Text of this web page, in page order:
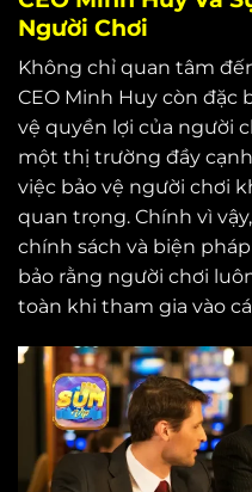
Người Chơi
Không chỉ quan tâm
CEO Minh Huy còn đặc
vệ quyền lợi của người
một thị trường đầy
việc bảo vệ người chơi
quan trọng. Chính vì
chính sách và biện
bảo rằng người chơi
toàn khi tham gia vào